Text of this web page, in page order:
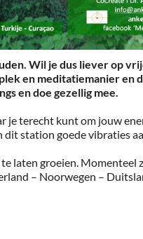
Wil je dus liever op
en meditatiemanier en
en doe gezellig mee.
je terecht kunt om jouw
dit station goede vibraties
laten groeien. Momenteel
– Noorwegen –